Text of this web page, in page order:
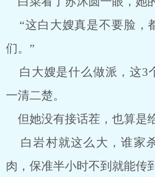
“这白大嫂真是不要脸，
们。”
白大嫂是什么做派，这3
一清二楚。
但她没有接话茬，也算是
白岩村就这么大，谁家
肉，保准半小时不到就能传